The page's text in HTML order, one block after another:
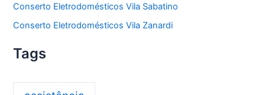
Conserto Eletrodomésticos Vila Sabatino
Conserto Eletrodomésticos Vila Zanardi
Tags